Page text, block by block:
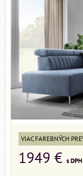
VIAC FAREBNÝCH
1949 € s DPH